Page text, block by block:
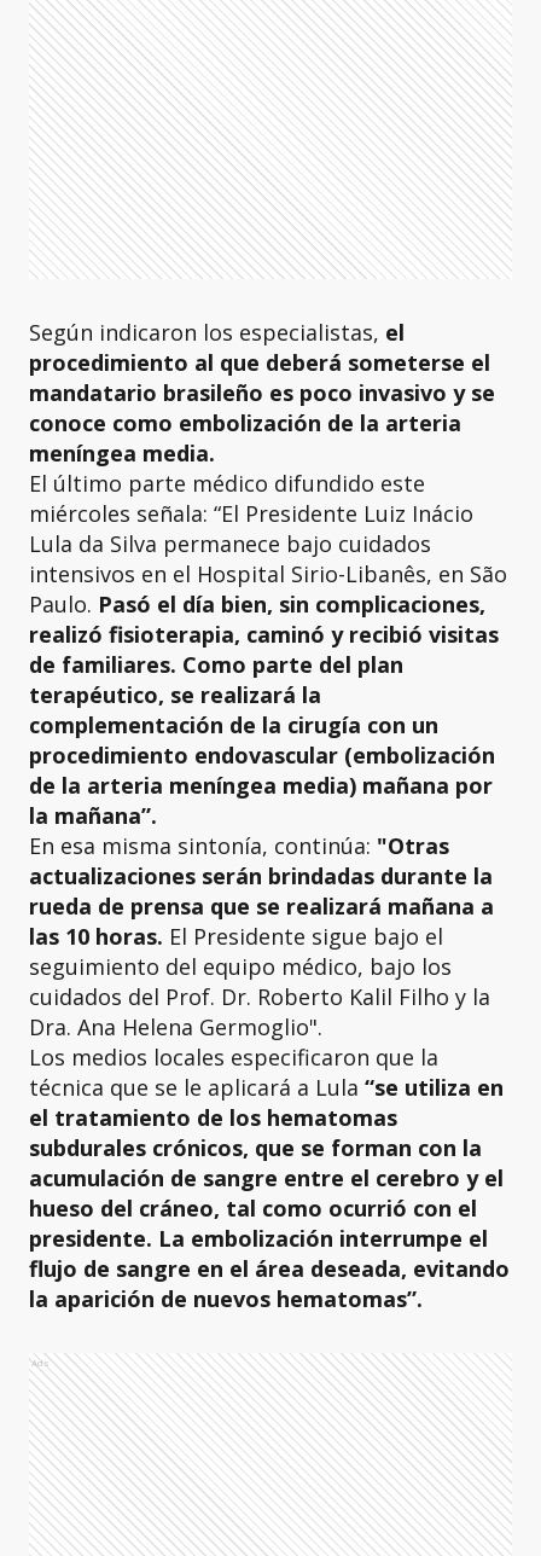
Según indicaron los especialistas, el
procedimiento al que deberá someterse el
mandatario brasileño es poco invasivo y se
conoce como embolización de la arteria
meníngea media.
El último parte médico difundido este
miércoles señala: “El Presidente Luiz Inácio
Lula da Silva permanece bajo cuidados
intensivos en el Hospital Sirio-Libanês, en São
Paulo. Pasó el día bien, sin complicaciones,
realizó fisioterapia, caminó y recibió visitas
de familiares. Como parte del plan
terapéutico, se realizará la
complementación de la cirugía con un
procedimiento endovascular (embolización
de la arteria meníngea media) mañana por
la mañana”.
En esa misma sintonía, continúa: "Otras
actualizaciones serán brindadas durante la
rueda de prensa que se realizará mañana a
las 10 horas. El Presidente sigue bajo el
seguimiento del equipo médico, bajo los
cuidados del Prof. Dr. Roberto Kalil Filho y la
Dra. Ana Helena Germoglio".
Los medios locales especificaron que la
técnica que se le aplicará a Lula “se utiliza en
el tratamiento de los hematomas
subdurales crónicos, que se forman con la
acumulación de sangre entre el cerebro y el
hueso del cráneo, tal como ocurrió con el
presidente. La embolización interrumpe el
flujo de sangre en el área deseada, evitando
la aparición de nuevos hematomas”.
Ads